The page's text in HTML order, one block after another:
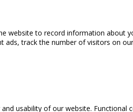
website to record information about
track the number of visitors on
usability of our website.